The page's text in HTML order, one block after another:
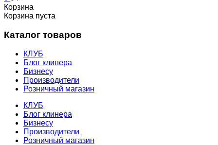
Корзина
Корзина пуста
Каталог товаров
КЛУБ
Блог клинера
Бизнесу
Производители
Розничный магазин
КЛУБ
Блог клинера
Бизнесу
Производители
Розничный магазин